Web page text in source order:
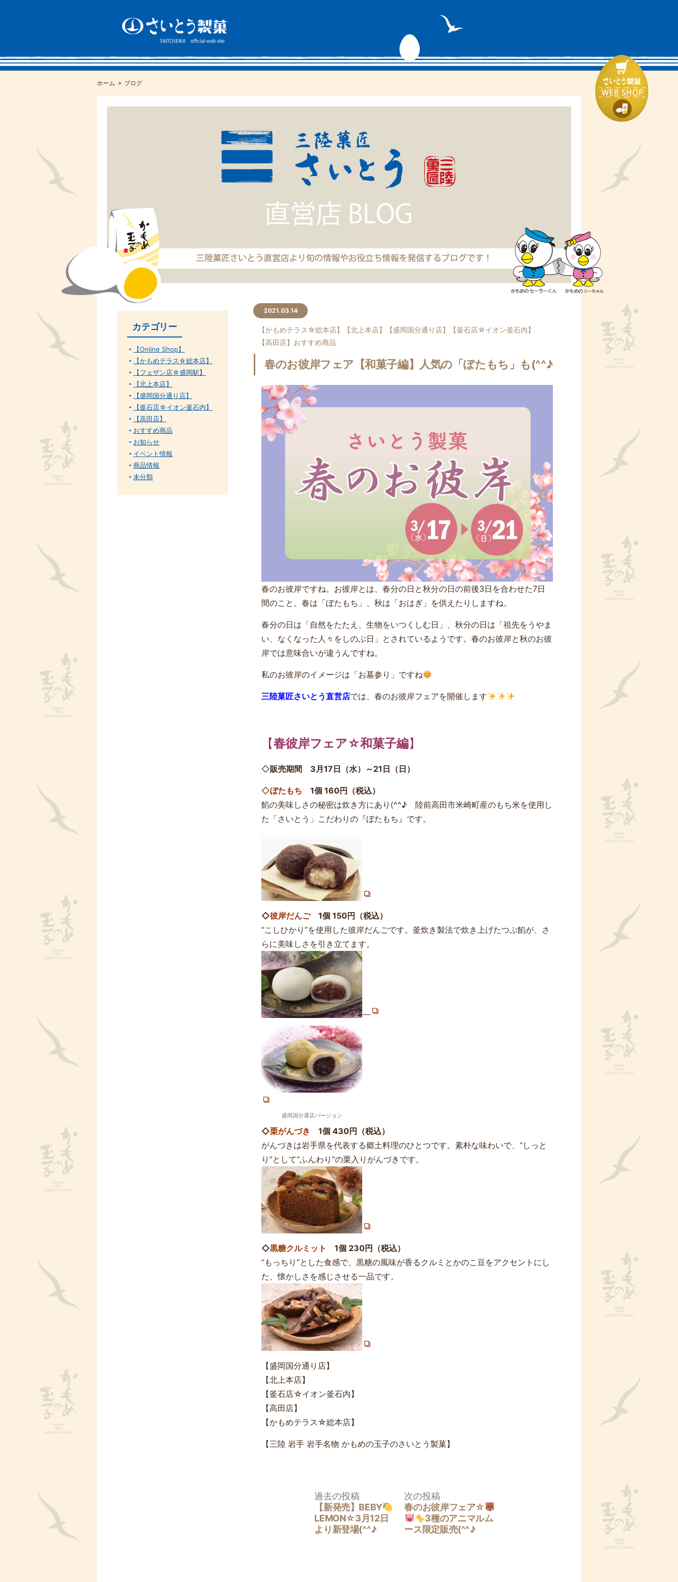
ホーム ブログ
2021.03.14
【かもめテラス☆総本店】 【北上本店】 【盛岡国分通り店】
【釜石店☆イオン釜石内】
【高田店】 おすすめ商品
春のお彼岸フェア【和菓子編】人気の「ぼたもち」も(^^♪
春のお彼岸ですね。お彼岸とは、春分の日と秋分の日の前後3日を合わせた7日
間のこと。春は「ぼたもち」、秋は「おはぎ」を供えたりしますね。
春分の日は「自然をたたえ、生物をいつくしむ日」、秋分の日は「祖先をうやま
い、なくなった人々をしのぶ日」とされているようです。春のお彼岸と秋のお彼
岸では意味合いが違うんですね。
私のお彼岸のイメージは「お墓参り」ですね
三陸菓匠さいとう直営店では、春のお彼岸フェアを開催します
【春彼岸フェア☆和菓子編】
◇販売期間 3月17日（水）～21日（日）
◇ぼたもち
1個 160円（税込）
餡の美味しさの秘密は炊き方にあり(^^♪ 陸前高田市米崎町産のもち米を使用し
た「さいとう」こだわりの『ぼたもち』です。
◇彼岸だんご1個 150円（税込）
“こしひかり”を使用した彼岸だんごです。釜炊き製法で炊き上げたつぶ餡が、さ
らに美味しさを引き立てます。
盛岡国分通店バージョン
◇栗がんづき
1個 430円（税込）
がんづきは岩手県を代表する郷土料理のひとつです。素朴な味わいで、“しっと
り”として“ふんわり”の栗入りがんづきです。
◇黒糖クルミット
1個 230円（税込）
“もっちり”とした食感で、黒糖の風味が香るクルミとかのこ豆をアクセントにし
た、懐かしさを感じさせる一品です。
【盛岡国分通り店】
【北上本店】
【釜石店☆イオン釜石内】
【高田店】
【かもめテラス☆総本店】
【三陸 岩手 岩手名物 かもめの玉子のさいとう製菓】
過去の投稿
去
の
投
【新発売】BEBY
LEMON☆3月12日
より新登場(^^♪
次の投稿
の
投
稿:
春のお彼岸フェア☆
3種のアニマルム
ース限定販売(^^♪
カテゴリー
【Online Shop】
【かもめテラス☆総本店】
【フェザン店☆盛岡駅】
【北上本店】
【盛岡国分通り店】
【釜石店☆イオン釜石内】
【高田店】
おすすめ商品
お知らせ
イベント情報
商品情報
未分類